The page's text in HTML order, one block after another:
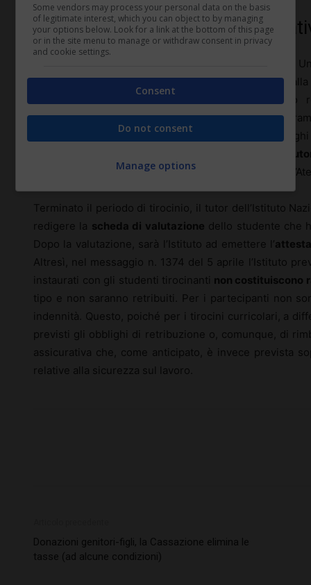
Come attivare il percorso
Per attivare il tirocinio curricolare, INPS, tirocinante e
attuativo individuale, rispettando lo schema allegato
Previdenza Sociale spiega, inoltre, che
collaborazionetra tutti i soggetti coinvolti nel
dettagliata, anche gliobblighi assicurativi
e gli
progetto formativo con il tirocinante e con il tutor
Terminato il periodo di tirocinio, il tutor dell’Istituto
redigere la scheda di valutazione dello studente che
Dopo la valutazione, sarà l’Istituto ad emettere l’
Altresì, nel messaggio n. 1374 del 5 aprile l’Istituto
instaurati con gli studenti tirocinanti non costituiscono
tipo e non saranno retribuiti. Per i partecipanti non
indennità. Questo, poiché per i tirocini curricolari, a
previsti gli obblighi di retribuzione o, comunque, di
assicurativa che, come anticipato, è invece prevista
relative alla sicurezza sul lavoro.
Donazioni genitori-figli, la Cassazione elimina le
tasse (ad alcune condizioni)
Some vendors may process your personal data on the basis
of legitimate interest, which you can object to by managing
your options below. Look for a link at the bottom of this page
or in the site menu to manage or withdraw consent in privacy
and cookie settings.
Consent
Do not consent
Manage options